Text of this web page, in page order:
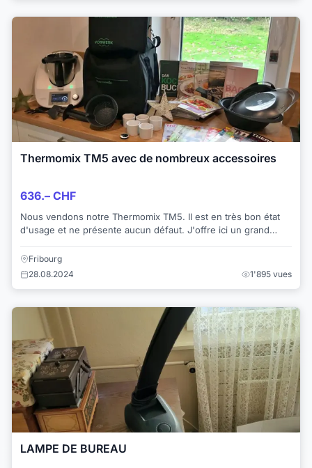
Thermomix TM5 avec de nombreux accessoires
636.– CHF
Nous vendons notre Thermomix TM5. Il est en très bon état
d'usage et ne présente aucun défaut. J'offre ici un grand
Fribourg
28.08.2024
1'895 vues
LAMPE DE BUREAU